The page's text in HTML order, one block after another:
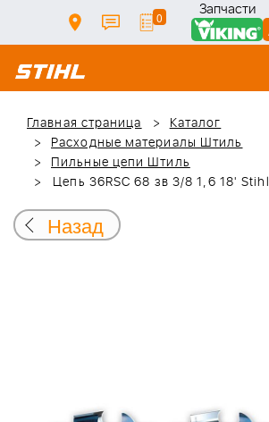
0 Запчасти
Главная страница
Каталог
Расходные материалы Штиль
Пильные цепи Штиль
Цепь 36RSC 68 зв 3/8 1,6 18' Stihl
Назад